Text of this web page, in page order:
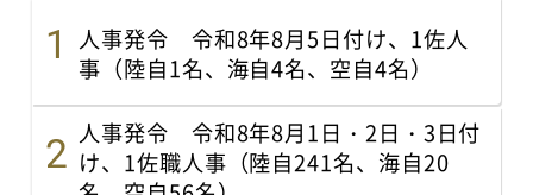
人事発令 令和8年8月5日付け、1佐人
事（陸自1名、海自4名、空自4名）
人事発令 令和8年8月1日・2日・3日付
け、1佐職人事（陸自241名、海自20